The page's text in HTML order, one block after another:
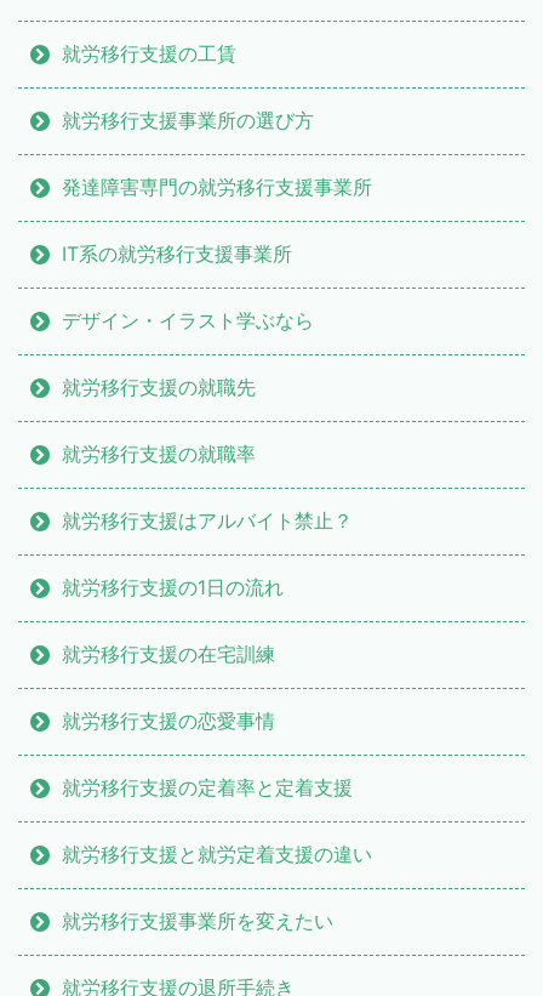
就労移行支援の工賃
就労移行支援事業所の選び方
発達障害専門の就労移行支援事業所
IT系の就労移行支援事業所
デザイン・イラスト学ぶなら
就労移行支援の就職先
就労移行支援の就職率
就労移行支援はアルバイト禁止？
就労移行支援の1日の流れ
就労移行支援の在宅訓練
就労移行支援の恋愛事情
就労移行支援の定着率と定着支援
就労移行支援と就労定着支援の違い
就労移行支援事業所を変えたい
就労移行支援の退所手続き